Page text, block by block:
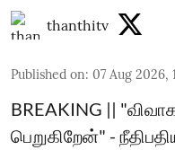
thanthitv
Published on: 07 Aug 2026,
BREAKING ||
பெறுகிறேன்" -